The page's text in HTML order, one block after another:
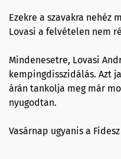
Ezekre a szavakra nehéz
Lovasi a felvételen nem
Mindenesetre, Lovasi
kempingdisszidálás. Azt
árán tankolja meg már
nyugodtan.
Vasárnap ugyanis a